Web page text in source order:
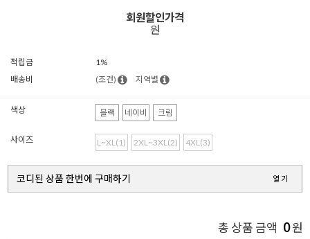
회원할인가격
원
적립금
1%
배송비
(조건) 지역별
색상 블랙 네이비 크림
사이즈 L~XL(1) 2XL~3XL(2) 4XL(3)
코디된 상품 한번에 구매하기 열기
총 상품 금액 0원